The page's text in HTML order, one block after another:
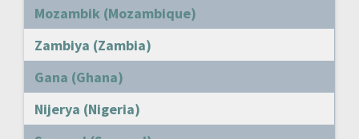
Mozambik (Mozambique)
Zambiya (Zambia)
Gana (Ghana)
Nijerya (Nigeria)